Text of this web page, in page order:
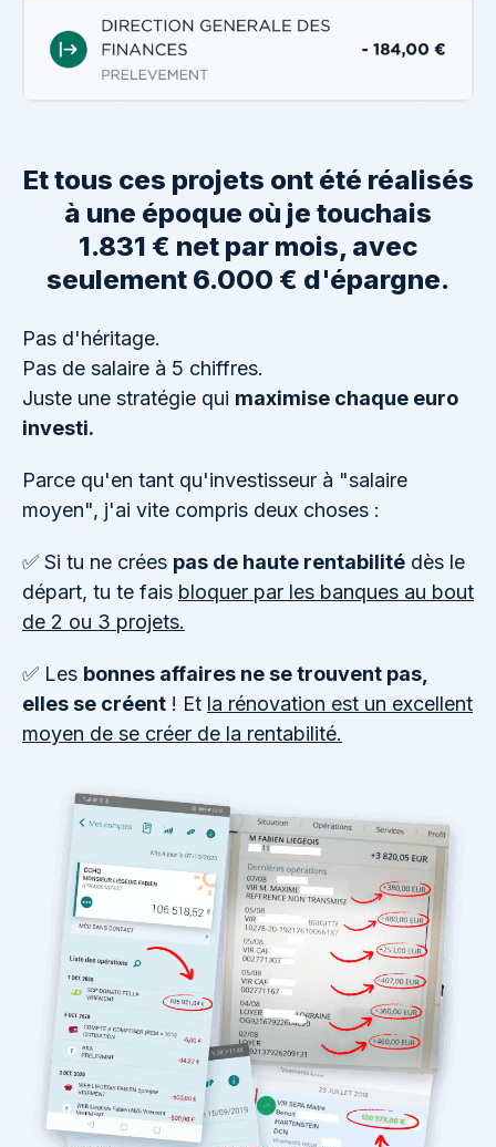
Et tous ces projets ont été réalisés
à une époque où je touchais
1.831 € net par mois, avec
seulement 6.000 € d'épargne.
Pas d'héritage.
Pas de salaire à 5 chiffres.
Juste une stratégie qui maximise chaque euro
investi.
Parce qu'en tant qu'investisseur à "salaire
moyen", j'ai vite compris deux choses :
✅ Si tu ne crées pas de haute rentabilité dès le
départ, tu te fais bloquer par les banques au bout
de 2 ou 3 projets.
✅ Les bonnes affaires ne se trouvent pas,
elles se créent ! Et la rénovation est un excellent
moyen de se créer de la rentabilité.